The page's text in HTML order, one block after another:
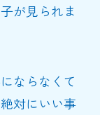
が見られま
ならなくて
対にいい事